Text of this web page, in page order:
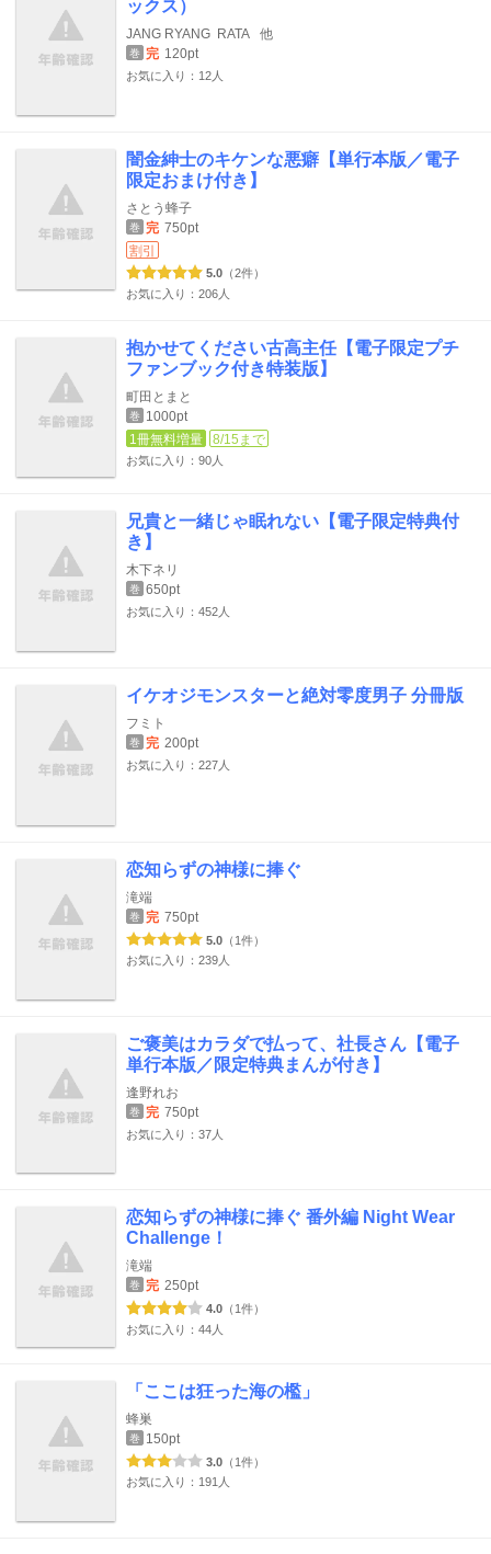
ックス）
JANG RYANG RATA 他
巻 完 120pt
お気に入り：12人
闇金紳士のキケンな悪癖【単行本版／電子
限定おまけ付き】
さとう蜂子
巻 完 750pt
割引
5.0 （2件）
お気に入り：206人
抱かせてください古高主任【電子限定プチ
ファンブック付き特装版】
町田とまと
巻
1000pt
1冊無料増量
8/15まで
お気に入り：90人
兄貴と一緒じゃ眠れない【電子限定特典付
き】
木下ネリ
巻 650pt
お気に入り：452人
イケオジモンスターと絶対零度男子 分冊版
フミト
巻 完 200pt
お気に入り：227人
恋知らずの神様に捧ぐ
滝端
巻 完 750pt
5.0 （1件）
お気に入り：239人
ご褒美はカラダで払って、社長さん【電子
単行本版／限定特典まんが付き】
逢野れお
巻 完 750pt
お気に入り：37人
恋知らずの神様に捧ぐ 番外編 Night Wear
Challenge！
滝端
巻 完 250pt
4.0 （1件）
お気に入り：44人
「ここは狂った海の檻」
蜂巣
巻 150pt
3.0 （1件）
お気に入り：191人